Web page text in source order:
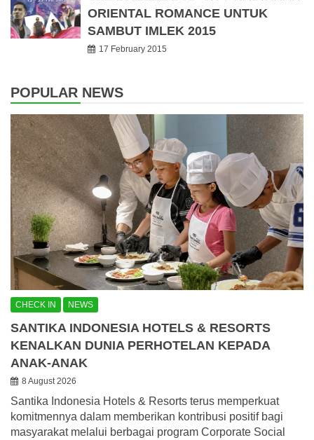
ORIENTAL ROMANCE UNTUK
SAMBUT IMLEK 2015
17 February 2015
POPULAR NEWS
CHECK IN NEWS
SANTIKA INDONESIA HOTELS & RESORTS
KENALKAN DUNIA PERHOTELAN KEPADA
ANAK-ANAK
8 August 2026
Santika Indonesia Hotels & Resorts terus memperkuat
komitmennya dalam memberikan kontribusi positif bagi
masyarakat melalui berbagai program Corporate Social